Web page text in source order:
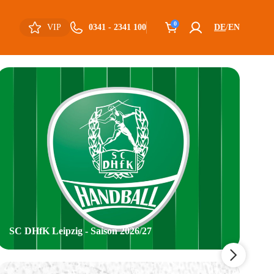
VIP 0341 - 2341 100 0 DE EN
SC DHfK Leipzig - Saison 2026/27